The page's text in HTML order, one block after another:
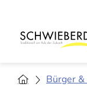
Bürger &